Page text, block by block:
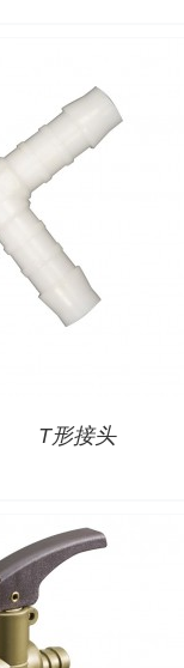
T形接头